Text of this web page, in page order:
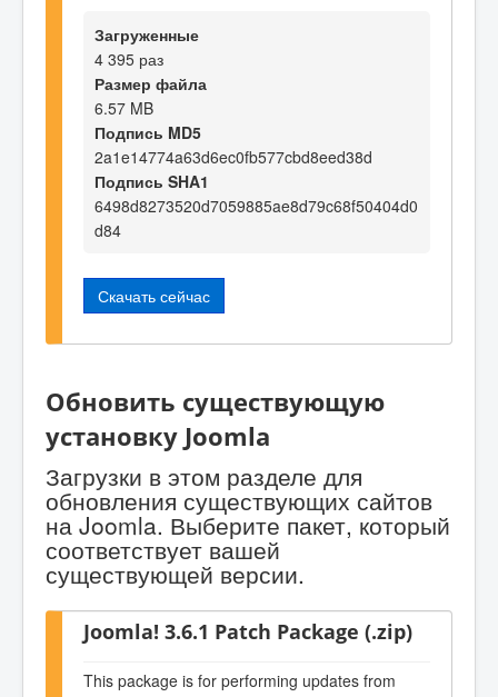
Загруженные
4 395 раз
Размер файла
6.57 MB
Подпись MD5
2a1e14774a63d6ec0fb577cbd8eed38d
Подпись SHA1
6498d8273520d7059885ae8d79c68f50404d0
d84
Скачать сейчас
Обновить существующую
установку Joomla
Загрузки в этом разделе для
обновления существующих сайтов
на Joomla. Выберите пакет, который
соответствует вашей
существующей версии.
Joomla! 3.6.1 Patch Package (.zip)
This package is for performing updates from